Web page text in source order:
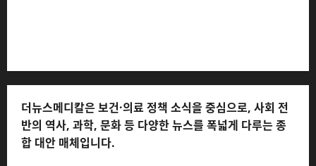
더뉴스메디칼은 보건·의료 정책 소식을 중심으로, 사회 전
반의 역사, 과학, 문화 등 다양한 뉴스를 폭넓게 다루는 종
합 대안 매체입니다.